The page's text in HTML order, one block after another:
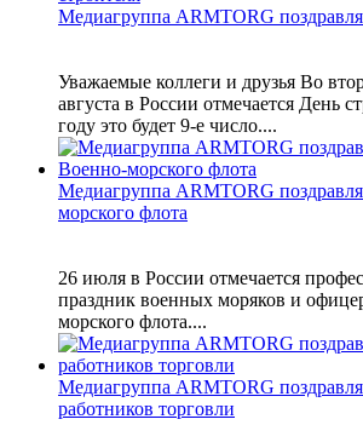
Медиагруппа ARMTORG
Уважаемые коллеги и друзья Во
августа в России отмечается День
году это будет 9-е число....
Медиагруппа ARMTORG
морского флота
26 июля в России отмечается
праздник военных моряков и
морского флота....
Медиагруппа ARMTORG
работников торговли